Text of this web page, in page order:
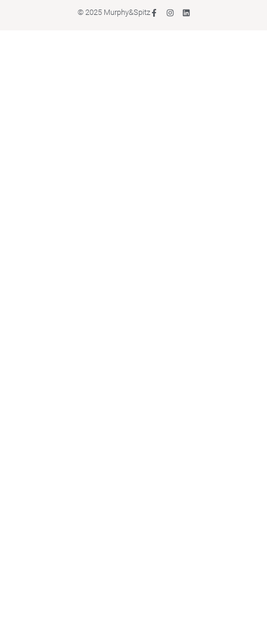
© 2025 Murphy&Spitz